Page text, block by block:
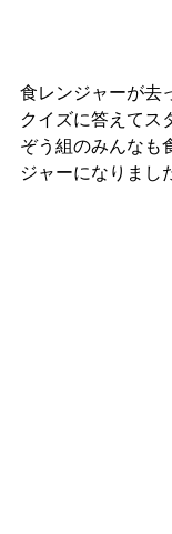
食レンジャーが去
クイズに答えてス
ぞう組のみんなも
ジャーになりま